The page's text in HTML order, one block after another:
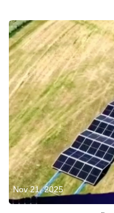
Nov 21, 2025